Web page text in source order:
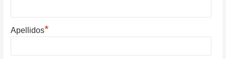
Apellidos*